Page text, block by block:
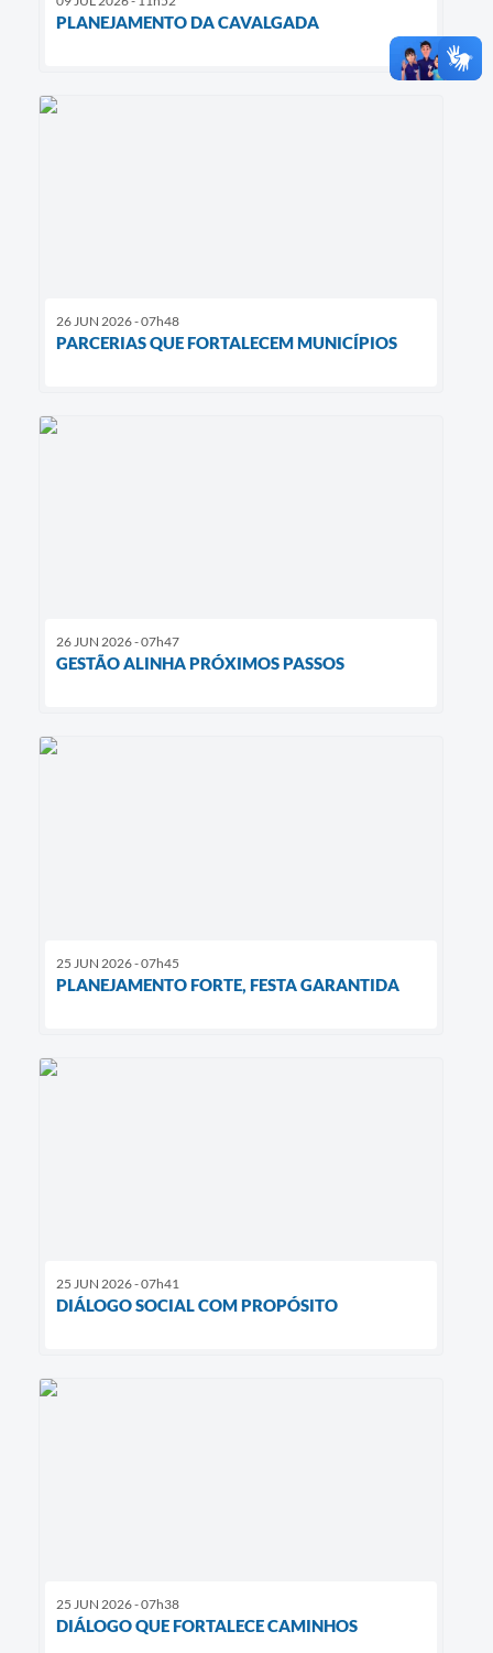
PLANEJAMENTO DA CAVALGADA
26 JUN 2026 - 07h48
PARCERIAS QUE FORTALECEM MUNICÍPIOS
26 JUN 2026 - 07h47
GESTÃO ALINHA PRÓXIMOS PASSOS
25 JUN 2026 - 07h45
PLANEJAMENTO FORTE, FESTA GARANTIDA
25 JUN 2026 - 07h41
DIÁLOGO SOCIAL COM PROPÓSITO
25 JUN 2026 - 07h38
DIÁLOGO QUE FORTALECE CAMINHOS